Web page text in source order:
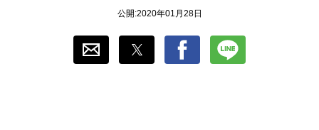
公開:2020年01月28日